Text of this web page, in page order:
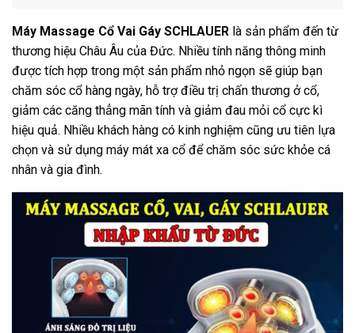
Máy Massage Cổ Vai Gáy SCHLAUER là sản phẩm đến từ
thương hiệu Châu Âu của Đức. Nhiều tính năng thông minh
được tích hợp trong một sản phẩm nhỏ ngọn sẽ giúp bạn
chăm sóc cổ hàng ngày, hỗ trợ điều trị chấn thương ở cổ,
giảm các căng thẳng mãn tính và giảm đau mỏi cổ cực kì
hiệu quả. Nhiều khách hàng có kinh nghiệm cũng ưu tiên lựa
chọn và sử dụng máy mát xa cổ để chăm sóc sức khỏe cá
nhân và gia đình.